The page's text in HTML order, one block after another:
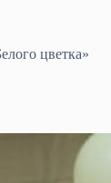
цветка»